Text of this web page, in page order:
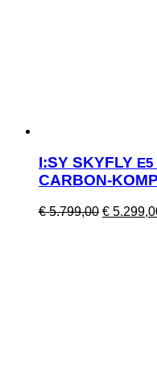
I:SY SKYFLY E5
CARBON-
€5.799,00 €